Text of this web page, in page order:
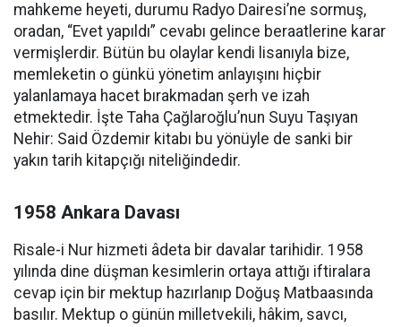
mahkeme heyeti, durumu Radyo Dairesi’ne sormuş,
oradan, “Evet yapıldı” cevabı gelince beraatlerine karar
vermişlerdir. Bütün bu olaylar kendi lisanıyla bize,
memleketin o günkü yönetim anlayışını hiçbir
yalanlamaya hacet bırakmadan şerh ve izah
etmektedir. İşte Taha Çağlaroğlu’nun Suyu Taşıyan
Nehir: Said Özdemir kitabı bu yönüyle de sanki bir
yakın tarih kitapçığı niteliğindedir.
1958 Ankara Davası
Risale-i Nur hizmeti âdeta bir davalar tarihidir. 1958
yılında dine düşman kesimlerin ortaya attığı iftiralara
cevap için bir mektup hazırlanıp Doğuş Matbaasında
basılır. Mektup o günün milletvekili, hâkim, savcı,